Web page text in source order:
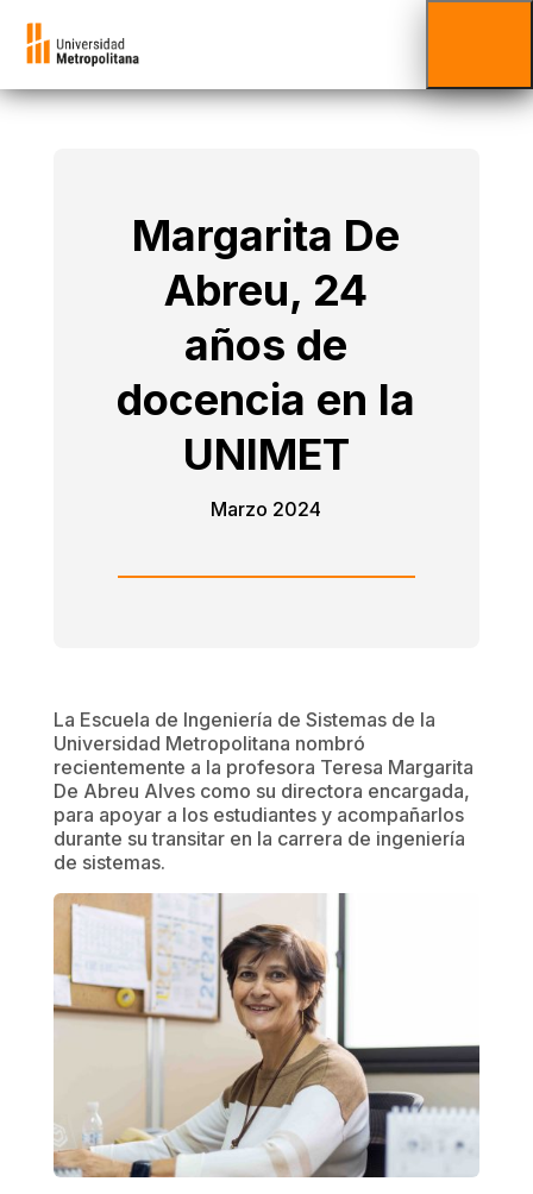
Margarita De
Abreu, 24
años de
docencia en la
UNIMET
Marzo 2024
La Escuela de Ingeniería de Sistemas de la
Universidad Metropolitana nombró
recientemente a la profesora Teresa Margarita
De Abreu Alves como su directora encargada,
para apoyar a los estudiantes y acompañarlos
durante su transitar en la carrera de ingeniería
de sistemas.